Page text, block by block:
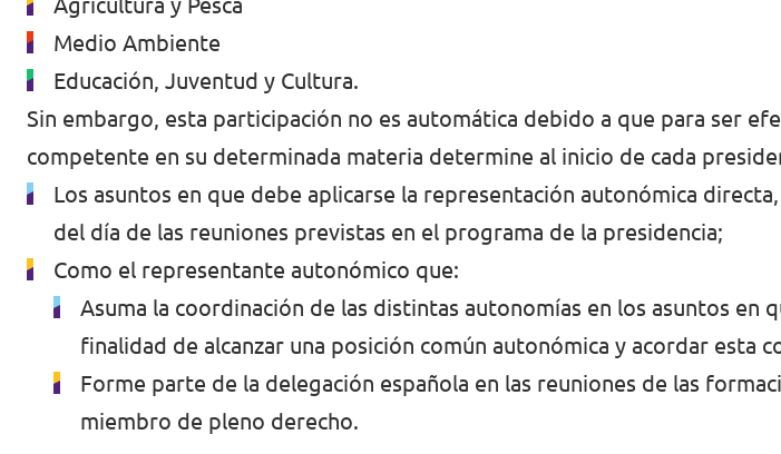
Medio Ambiente
Educación, Juventud y Cultura.
Sin embargo, esta participación no es automática debido a que para ser
competente en su determinada materia determine al inicio de cada
Los asuntos en que debe aplicarse la representación autonómica
del día de las reuniones previstas en el programa de la presidencia;
Como el representante autonómico que:
Asuma la coordinación de las distintas autonomías en los asuntos en
finalidad de alcanzar una posición común autonómica y acordar esta
Forme parte de la delegación española en las reuniones de las
miembro de pleno derecho.